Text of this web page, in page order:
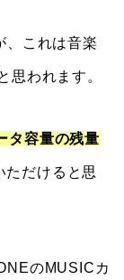
、これは音楽
思われます。
タ容量の残量
ただけると思
のMUSICカ